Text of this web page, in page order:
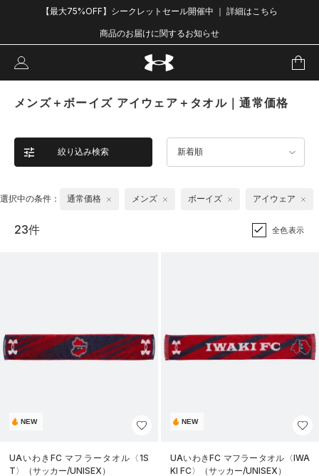
【最大75%OFF】シークレットセール開催中 ｜ 詳細はこちら
商品のお届けに関するお知らせ
メンズ＋ボーイズ アイウェア＋タオル｜通常価格
絞り込み検索 新着順
選択中の条件： 通常価格 メンズ ボーイズ アイウェア
23件 全色表示
NEW
UAいわきFC マフラータオル〈1S
T〉（サッカー/UNISEX）
NEW
UAいわきFC マフラータオル〈IWA
KI FC〉（サッカー/UNISEX）